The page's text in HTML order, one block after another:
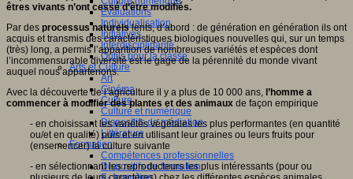
Evaluations
Individualisation
Initiatives
Interdisciplinarité
Outils pour la classe
Arts et Culture
Art
Cinéma
Culture
Culture et numérique
Dispositifs de médiation
Littérature
Formation
Compétences professionnelles
Dispositifs de formation
êtres vivants n’ont cessé d’être modifiés.
Par des processus naturelslents, d’abord : de génération en génération ils ont
acquis et transmis des caractéristiques biologiques nouvelles qui, sur un temps
(très) long, a permis l’apparition de nombreuses variétés et espèces dont
l’incommensurable diversité est le gage de la pérennité du monde vivant
auquel nous appartenons.
Avec la découverte de l’agriculture il y a plus de 10 000 ans, l’homme a
commencer à modifier des plantes et des animaux de façon empirique
- en choisissant les variétés végétales les plus performantes (en quantité
ou/et en qualité) puis et en utilisant leur graines ou leurs fruits pour
(ensemencer) la culture suivante
- en sélectionnant les reproducteurs les plus intéressants (pour ou